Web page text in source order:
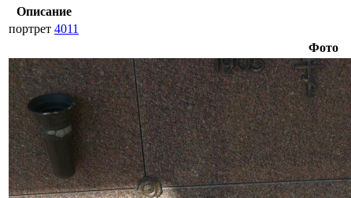
Описание
портрет 4011
Фото